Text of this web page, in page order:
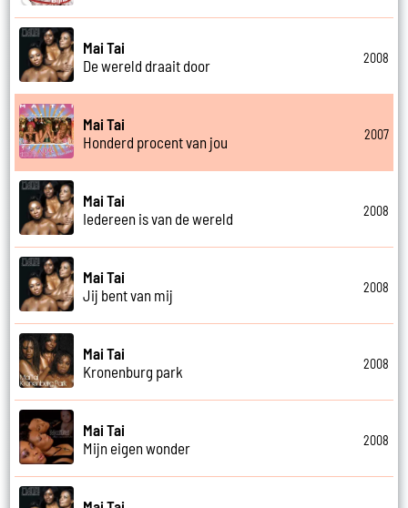
Mai Tai
De wereld draait door
2008
Mai Tai
Honderd procent van jou
2007
Mai Tai
Iedereen is van de wereld
2008
Mai Tai
Jij bent van mij
2008
Mai Tai
Kronenburg park
2008
Mai Tai
Mijn eigen wonder
2008